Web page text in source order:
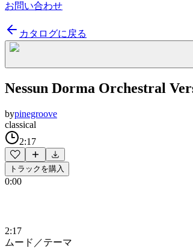
お問い合わせ
カタログに戻る
Nessun Dorma Orchestral
bypinegroove
classical
2:17
トラックを購入
0:00
2:17
ムード／テーマ